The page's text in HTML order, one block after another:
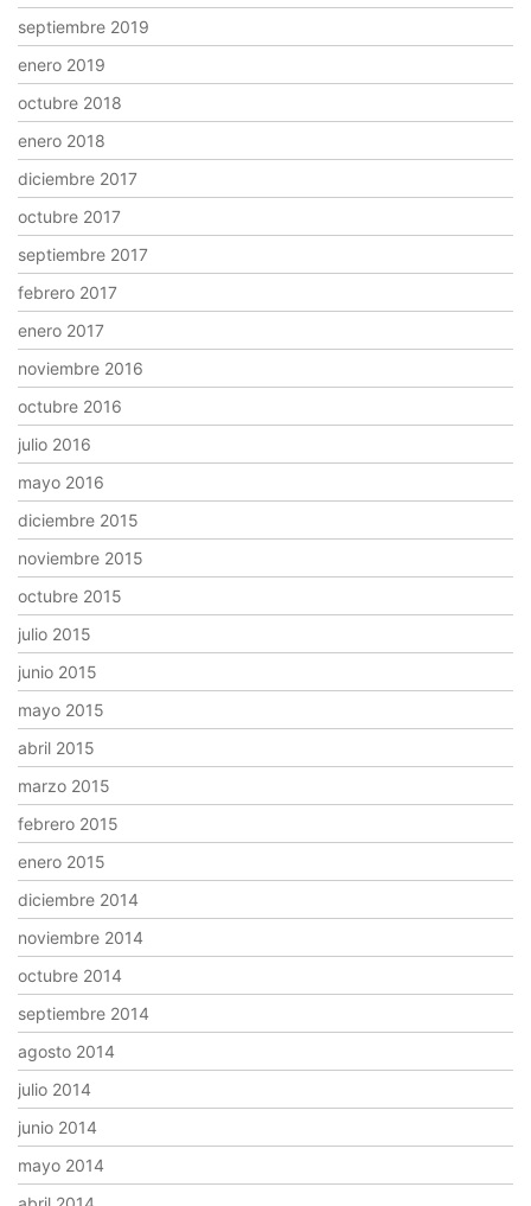
septiembre 2019
enero 2019
octubre 2018
enero 2018
diciembre 2017
octubre 2017
septiembre 2017
febrero 2017
enero 2017
noviembre 2016
octubre 2016
julio 2016
mayo 2016
diciembre 2015
noviembre 2015
octubre 2015
julio 2015
junio 2015
mayo 2015
abril 2015
marzo 2015
febrero 2015
enero 2015
diciembre 2014
noviembre 2014
octubre 2014
septiembre 2014
agosto 2014
julio 2014
junio 2014
mayo 2014